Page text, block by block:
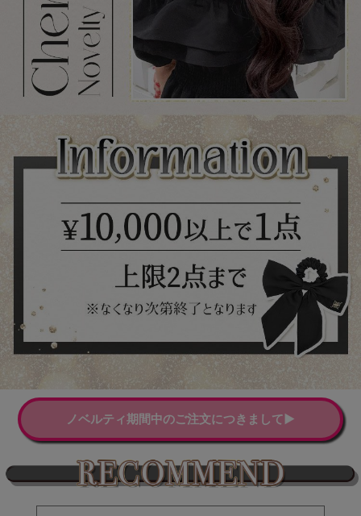
ノベルティ期間中のご注文につきまして▶